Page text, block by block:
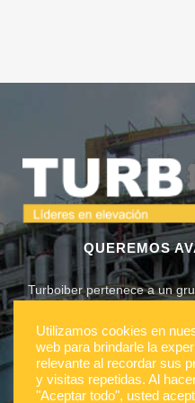
QUEREMOS
Turboiber pertenece a un
solucionar las
y construcción de sus
Utilizamos cookies en
web para brindarle la
relevante al recordar sus
y visitas repetidas. Al
"Aceptar todo", usted